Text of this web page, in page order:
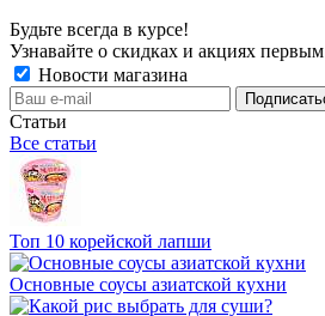
Будьте всегда в курсе!
Узнавайте о скидках и акциях первым
Новости магазина
Статьи
Все статьи
Топ 10 корейской лапши
Основные соусы азиатской кухни